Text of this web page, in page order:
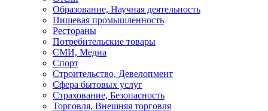
Образование, Научная деятельность
Пишевая промышленность
Рестораны
Потребительские товары
СМИ, Медиа
Спорт
Строительство, Девелопмент
Сфера бытовых услуг
Страхование, Безопасность
Торговля, Внешняя торговля